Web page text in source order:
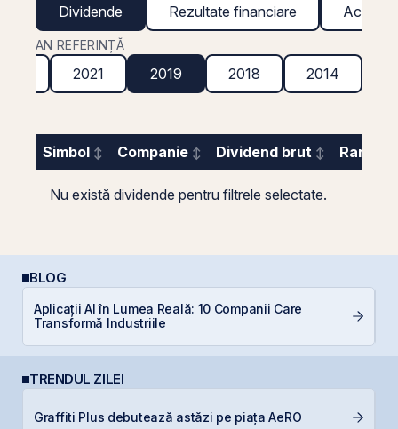
Dividende Rezultate financiare Acțiuni
AN REFERINȚĂ
2021 2019 2018 2014
Simbol Companie Dividend brut
Nu există dividende pentru filtrele selectate.
BLOG
Aplicații AI în Lumea Reală: 10 Companii Care
Transformă Industriile
TRENDUL ZILEI
Graffiti Plus debutează astăzi pe piața AeRO